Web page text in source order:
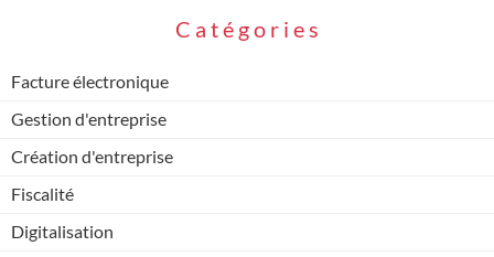
C a té go r i es
Facture électronique
Gestion d'entreprise
Création d'entreprise
Fiscalité
Digitalisation